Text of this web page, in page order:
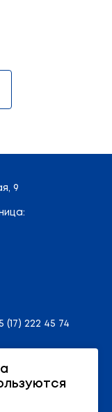
9
(17) 222 45 74